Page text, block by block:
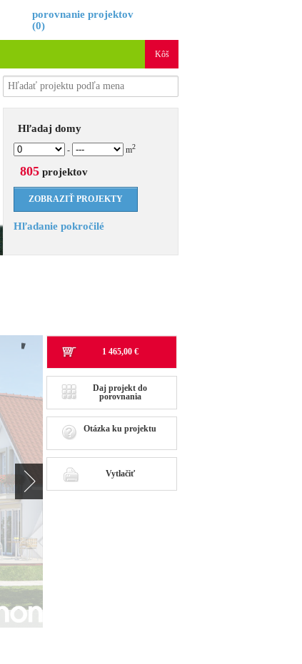
porovnanie projektov
(0)
Kôš
Hľadaj domy
- m2
805projektov
Hľadanie pokročilé
1 465,00 €
Daj projekt do
porovnania
Otázka ku projektu
Vytlačiť